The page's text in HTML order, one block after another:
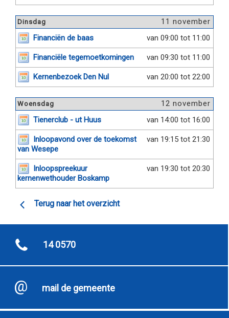
11 november
Dinsdag
van 09:00 tot 11:00
Financiën de baas
van 09:30 tot 11:00
Financiële tegemoetkomingen
van 20:00 tot 22:00
Kernenbezoek Den Nul
12 november
Woensdag
van 14:00 tot 16:00
Tienerclub - ut Huus
van 19:15 tot 21:30
Inloopavond over de toekomst
van Wesepe
van 19:30 tot 20:30
Inloopspreekuur
kernenwethouder Boskamp
Terug naar het overzicht
14 0570
mail de gemeente